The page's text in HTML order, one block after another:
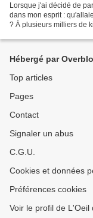
Lorsque j'ai décidé de
dans mon esprit :
? À plusieurs milliers de
Hébergé par
Top articles
Pages
Contact
Signaler un abus
C.G.U.
Cookies et données
Préférences cookies
Voir le profil de L'Oeil